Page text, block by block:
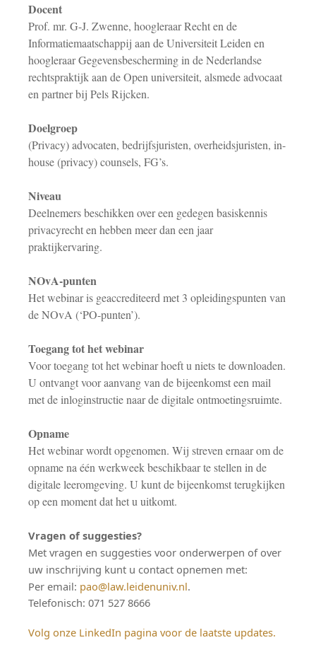
Docent
Prof. mr. G-J. Zwenne, hoogleraar Recht en de
Informatiemaatschappij aan de Universiteit Leiden en
hoogleraar Gegevensbescherming in de Nederlandse
rechtspraktijk aan de Open universiteit, alsmede advocaat
en partner bij Pels Rijcken.
Doelgroep
(Privacy) advocaten, bedrijfsjuristen, overheidsjuristen, in-
house (privacy) counsels, FG’s.
Niveau
Deelnemers beschikken over een gedegen basiskennis
privacyrecht en hebben meer dan een jaar
praktijkervaring.
NOvA-punten
Het webinaris geaccrediteerd met 3 opleidingspunten van
de NOvA (‘PO-punten’).
Toegang tot het webinar
Voor toegang tot het webinar hoeft u niets te downloaden.
U ontvangt voor aanvang van de bijeenkomst een mail
met de inloginstructie naar de digitale ontmoetingsruimte.
Opname
Het webinar wordt opgenomen. Wij streven ernaar om de
opname na één werkweek beschikbaar te stellen in de
digitale leeromgeving. U kunt de bijeenkomst terugkijken
op een moment dat het u uitkomt.
Vragen of suggesties?
Met vragen en suggesties voor onderwerpen of over
uw inschrijving kunt u contact opnemen met:
Per email: pao@law.leidenuniv.nl.
Telefonisch: 071 527 8666
Volg onze LinkedIn pagina voor de laatste updates.